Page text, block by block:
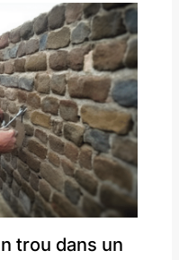
trou dans un